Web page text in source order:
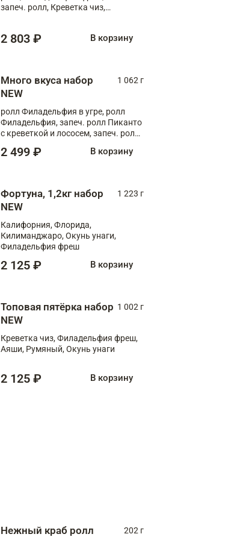
запеч. ролл, Креветка чиз,
2 803 ₽ В корзину
Много вкуса набор
NEW
1 062 г
ролл Филадельфия в угре, ролл
Филадельфия, запеч. ролл Пиканто
с креветкой и лососем, запеч. ролл
2 499 ₽ В корзину
Фортуна, 1,2кг набор
NEW
1 223 г
Калифорния, Флорида,
Килиманджаро, Окунь унаги,
Филадельфия фреш
2 125 ₽ В корзину
Топовая пятёрка набор
NEW
1 002 г
Креветка чиз, Филадельфия фреш,
Аяши, Румяный, Окунь унаги
2 125 ₽ В корзину
Нежный краб ролл
202 г